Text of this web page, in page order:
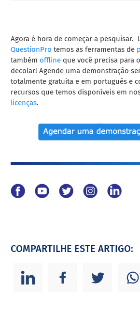
Agora é hora de começar a pesquisar.
QuestionPro temos as ferramentas de
também offline que você precisa para
decolar! Agende uma demonstração
totalmente gratuita e em português e
recursos que temos disponíveis em
licenças.
COMPARTILHE ESTE ARTIGO: